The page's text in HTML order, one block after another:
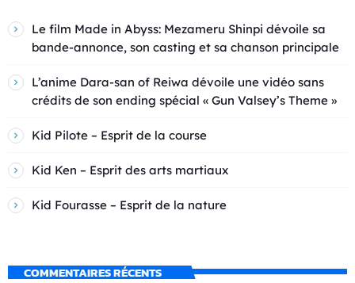
Le film Made in Abyss: Mezameru Shinpi dévoile sa
bande-annonce, son casting et sa chanson principale
L’anime Dara-san of Reiwa dévoile une vidéo sans
crédits de son ending spécial « Gun Valsey’s Theme »
Kid Pilote – Esprit de la course
Kid Ken – Esprit des arts martiaux
Kid Fourasse – Esprit de la nature
COMMENTAIRES RÉCENTS